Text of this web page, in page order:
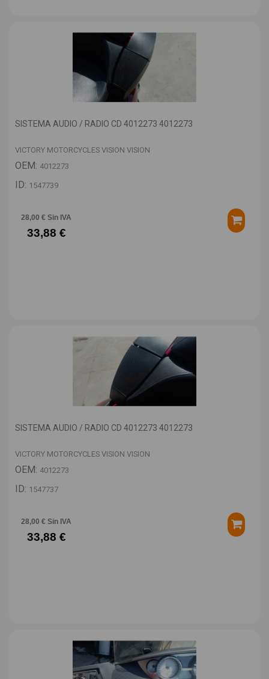
SISTEMA AUDIO / RADIO CD 4012273 4012273
VICTORY MOTORCYCLES VISION VISION
OEM: 4012273
ID: 1547739
28,00 € Sin IVA
33,88 €
SISTEMA AUDIO / RADIO CD 4012273 4012273
VICTORY MOTORCYCLES VISION VISION
OEM: 4012273
ID: 1547737
28,00 € Sin IVA
33,88 €